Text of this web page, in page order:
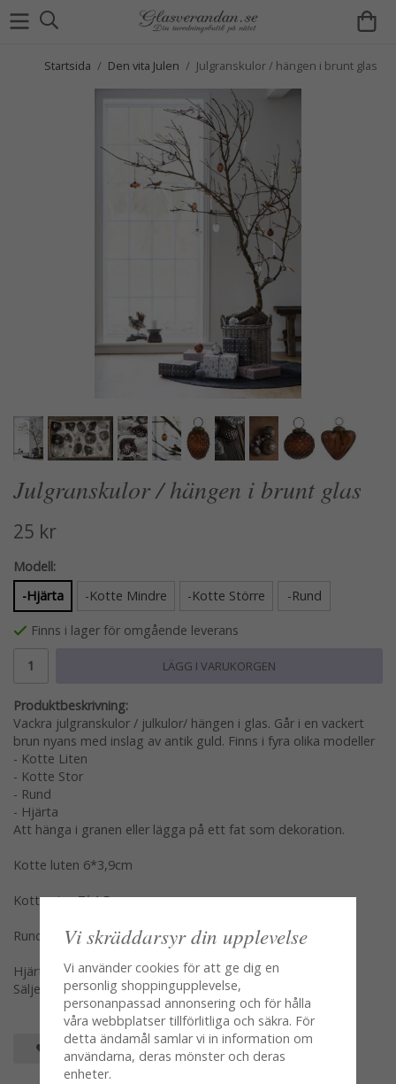
Startsida / Den vita Julen / Julgranskulor / hängen i brunt glas
Julgranskulor / hängen i brunt glas
25 kr
Modell:
-Hjärta
-Kotte Mindre -Kotte Större -Rund
Finns i lager för omgående leverans
LÄGG I VARUKORGEN
Produktbeskrivning:
Vackra julgranskulor / julkulor/ hängen i glas. Går i en vackert
brun nyans med inslag av antik guld. Finns i fyra olika modeller
- Kotte Liten
- Kotte Stor
- Rund
- Hjärta
Att hänga i granen eller lägga på ett fat som dekoration.
Kotte luten 6*3,9cm
Kotte stor 7*4,5cm
Rund 5*4,8cm
Hjärta B: 2 H: 5 L: 5,2
Säljes per styck var modell/nyans för sig en och en
SPARA SOM FAVORIT
Vi skräddarsyr din upplevelse
Vi använder cookies för att ge dig en
personlig shoppingupplevelse,
personanpassad annonsering och för hålla
våra webbplatser tillförlitliga och säkra. För
detta ändamål samlar vi in information om
användarna, deras mönster och deras
enheter.